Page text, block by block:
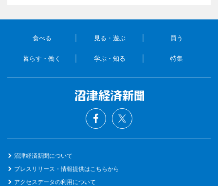
食べる 見る・遊ぶ 買う
暮らす・働く 学ぶ・知る 特集
沼津経済新聞について
プレスリリース・情報提供はこちらから
アクセスデータの利用について